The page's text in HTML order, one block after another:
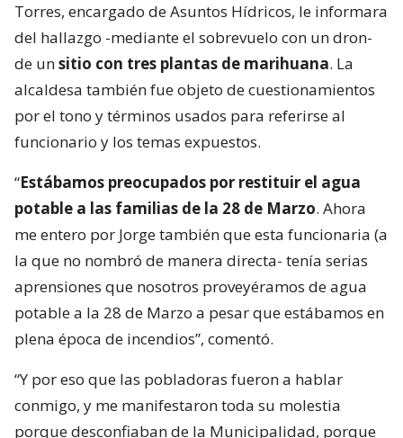
Torres, encargado de Asuntos Hídricos, le informara
del hallazgo -mediante el sobrevuelo con un dron-
de unsitio con tres plantas de marihuana. La
alcaldesa también fue objeto de cuestionamientos
por el tono y términos usados para referirse al
funcionario y los temas expuestos.
“Estábamos preocupados por restituir el agua
potable a las familias de la 28 de Marzo. Ahora
me entero por Jorge también que esta funcionaria (a
la que no nombró de manera directa- tenía serias
aprensiones que nosotros proveyéramos de agua
potable a la 28 de Marzo a pesar que estábamos en
plena época de incendios”, comentó.
“Y por eso que las pobladoras fueron a hablar
conmigo, y me manifestaron toda su molestia
porque desconfiaban de la Municipalidad, porque